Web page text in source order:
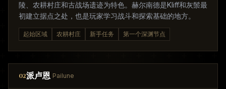
陵、农耕村庄和古战场遗迹为特色。赫尔南德是Kliff和灰鬃最
初建立据点之处，也是玩家学习战斗和探索基础的地方。
起始区域 农耕村庄 新手任务 第一个深渊节点
02派卢恩 Pailune